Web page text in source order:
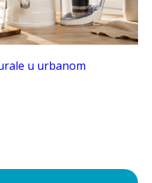
u urbanom